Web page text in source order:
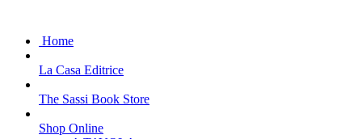
Home
La Casa Editrice
The Sassi Book Store
Shop Online